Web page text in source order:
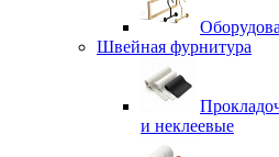
Швейная фурнитура
и неклеевые